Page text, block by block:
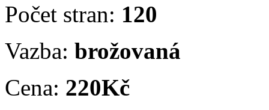
Počet stran: 120
Vazba: brožovaná
Cena: 220Kč